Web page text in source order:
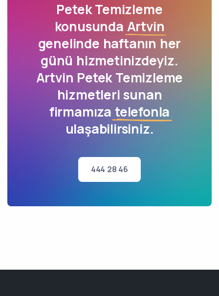
Petek Temizleme
konusunda Artvin
genelinde haftanın her
günü hizmetinizdeyiz.
Artvin Petek Temizleme
hizmetleri sunan
firmamıza telefonla
ulaşabilirsiniz.
444 28 46